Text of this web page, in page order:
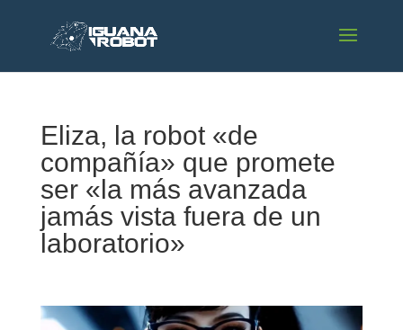
Eliza, la robot «de
compañía» que promete
ser «la más avanzada
jamás vista fuera de un
laboratorio»